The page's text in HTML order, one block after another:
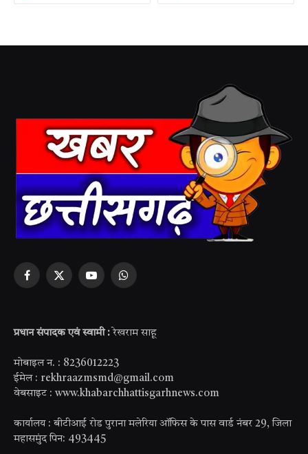
Facebook
X
YouTubeWhatsApp
प्रधान संपादक एवं स्वामी : रेखराम साहू
मोबाइल न. : 8236012223
ईमेल : rekhraazmsmd@gmail.com
वेबसाइट : www.khabarchhattisgarhnews.com
कार्यालय : बीटीआई रोड पुराना मलेरिया ऑफिस के पास वार्ड नंबर 29, जिला
महासमुंद पिन: 493445